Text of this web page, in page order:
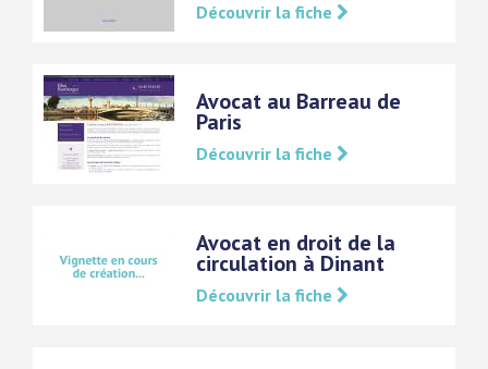
Découvrir la fiche
Avocat au Barreau de
Paris
Découvrir la fiche
Avocat en droit de la
circulation à Dinant
Découvrir la fiche